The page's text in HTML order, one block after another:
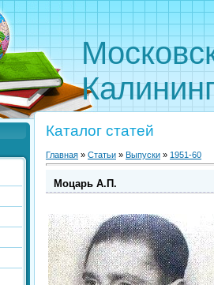
Каталог статей
Главная » Статьи » Выпуски » 1951-60
Моцарь А.П.